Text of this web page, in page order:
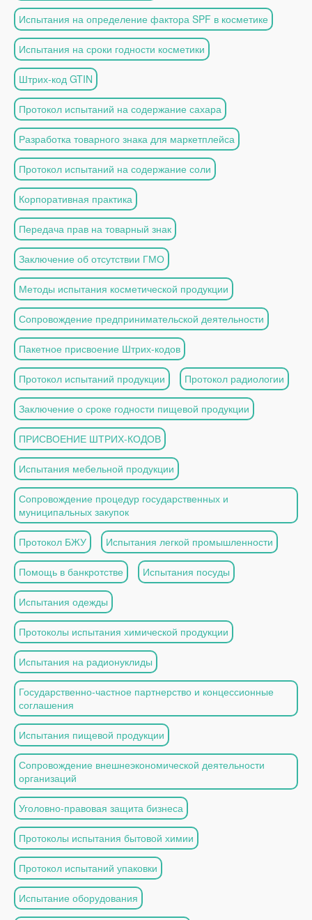
Испытания на определение фактора SPF в косметике
Испытания на сроки годности косметики
Штрих-код GTIN
Протокол испытаний на содержание сахара
Разработка товарного знака для маркетплейса
Протокол испытаний на содержание соли
Корпоративная практика
Передача прав на товарный знак
Заключение об отсутствии ГМО
Методы испытания косметической продукции
Сопровождение предпринимательской деятельности
Пакетное присвоение Штрих-кодов
Протокол испытаний продукции Протокол радиологии
Заключение о сроке годности пищевой продукции
ПРИСВОЕНИЕ ШТРИХ-КОДОВ
Испытания мебельной продукции
Сопровождение процедур государственных и
муниципальных закупок
Протокол БЖУ Испытания легкой промышленности
Помощь в банкротстве Испытания посуды
Испытания одежды
Протоколы испытания химической продукции
Испытания на радионуклиды
Государственно-частное партнерство и концессионные
соглашения
Испытания пищевой продукции
Сопровождение внешнеэкономической деятельности
организаций
Уголовно-правовая защита бизнеса
Протоколы испытания бытовой химии
Протокол испытаний упаковки
Испытание оборудования